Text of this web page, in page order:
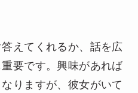
えてくれるか、話を広
要です。興味があれば
りますが、彼女がいて